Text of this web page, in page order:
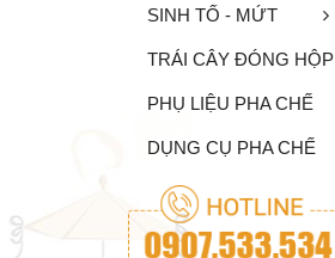
SINH TỐ - MỨT
TRÁI CÂY ĐÓNG HỘP
PHỤ LIỆU PHA CHẾ
DỤNG CỤ PHA CHẾ